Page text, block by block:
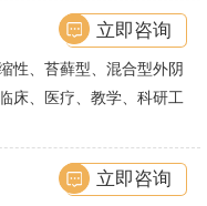
性、苔藓型、混合型外阴
床、医疗、教学、科研工
立即咨询
立即咨询